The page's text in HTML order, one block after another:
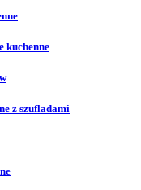
kuchenne
z szufladami